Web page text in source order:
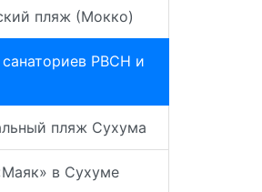
пляж (Мокко)
РВСН и
пляж Сухума
в Сухуме